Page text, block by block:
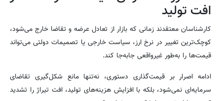
افت تولید
کارشناسان معتقدند زمانی که بازار از تعادل عرضه و تقاضا خارج می‌شود،
کوچک‌ترین تغییر در نرخ ارز، سیاست خارجی یا تصمیمات دولتی می‌تواند
قیمت‌ها را به‌طور غیرواقعی جابه‌جا کند.
ادامه اصرار بر قیمت‌گذاری دستوری، نه‌تنها مانع شکل‌گیری تقاضای
سرمایه‌ای نمی‌شود، بلکه با افزایش هزینه‌های تولید، افت تیراژ را تشدید